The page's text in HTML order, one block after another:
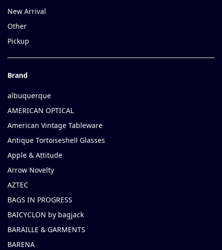
New Arrival
Other
Pickup
Brand
albuquerque
AMERICAN OPTICAL
American Vintage Tableware
Antique Tortoiseshell Glasses
Apple & Attitude
Arrow Novelty
AZTEC
BAGS IN PROGRESS
BAICYCLON by bagjack
BARAILLE & GARMENTS
BARENA